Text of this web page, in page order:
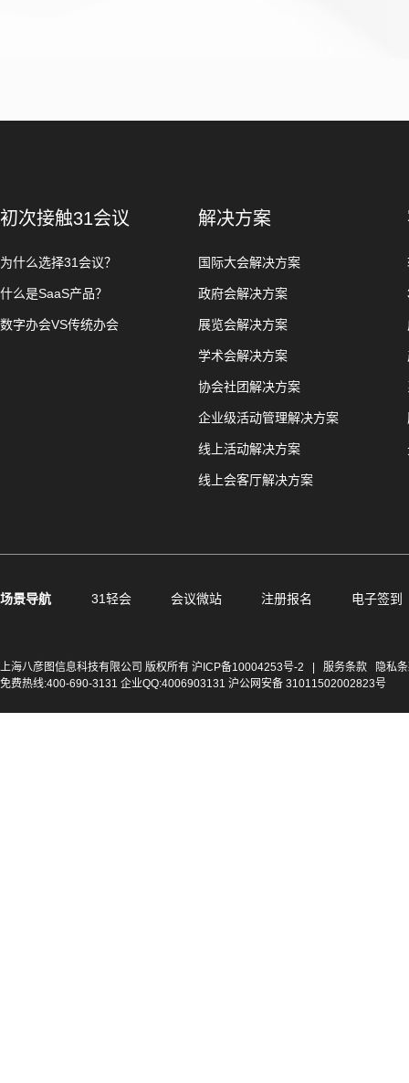
初次接触31会议
为什么选择31会议？
什么是SaaS产品？
数字办会VS传统办会
解决方案
国际大会解决方案
政府会解决方案
展览会解决方案
学术会解决方案
协会社团解决方案
企业级活动管理解决方案
线上活动解决方案
线上会客厅解决方案
场景导航 31轻会 会议微站 注册报名 电子签到
上海八彦图信息科技有限公司 版权所有 沪ICP备10004253号-2 服务条款
隐私
免费热线:400-690-3131 企业QQ:4006903131 沪公网安备 31011502002823号